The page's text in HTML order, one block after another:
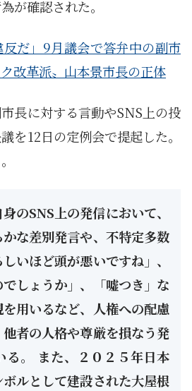
が確認された。
反だ」9月議会で答弁中の副市
改革派〟山本景市長の正体
長に対する言動やSNS上の投
を12日の定例会で提起した。
のSNS上の発信において、
な差別発言や、不特定多数
いほど頭が悪いですね」、
でしょうか」、「嘘つき」な
用いるなど、人権への配慮
者の人格や尊厳を損なう発
る。 また、２０２５年日本
ルとして建設された大屋根